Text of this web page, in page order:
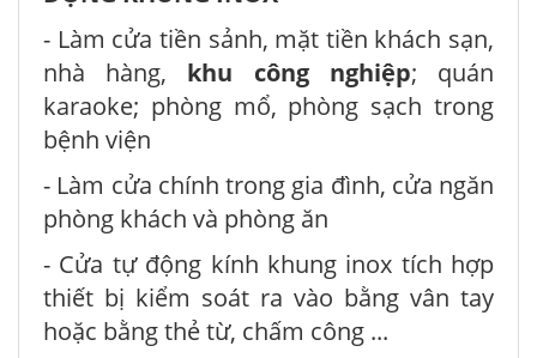
- Làm cửa tiền sảnh, mặt tiền khách sạn,
nhà hàng, khu công nghiệp; quán
karaoke; phòng mổ, phòng sạch trong
bệnh viện
- Làm cửa chính trong gia đình, cửa ngăn
phòng khách và phòng ăn
- Cửa tự động kính khung inox tích hợp
thiết bị kiểm soát ra vào bằng vân tay
hoặc bằng thẻ từ, chấm công ...